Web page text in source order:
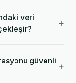
veri
+
güvenli +